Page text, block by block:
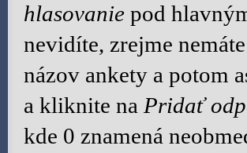
hlasovanie pod
nevidíte, zrejme
názov ankety a potom
a kliknite na Pridať
kde 0 znamená